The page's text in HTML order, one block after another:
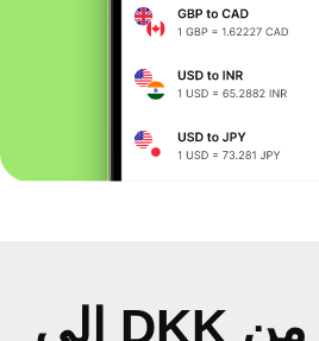
المخطط من DKK إلى